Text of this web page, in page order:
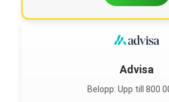
Advisa
Belopp: Upp till 800